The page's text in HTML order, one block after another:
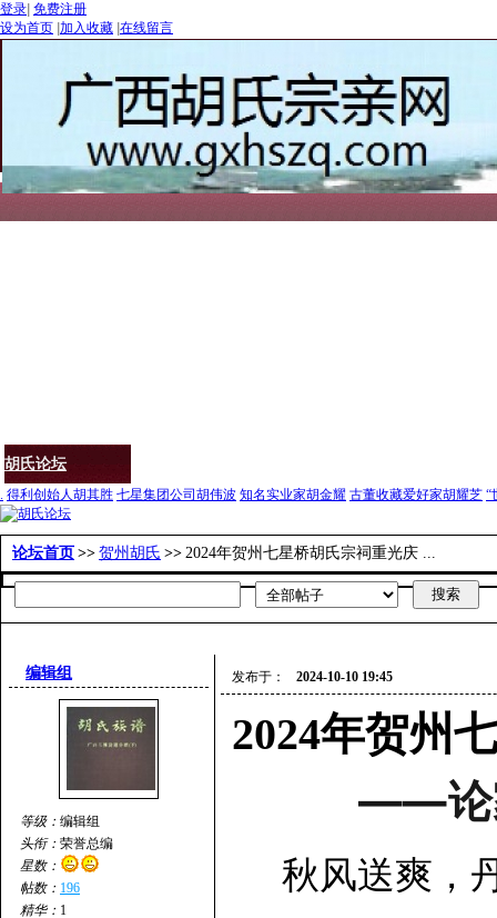
登录 免费注册
设为首页 加入收藏 在线留言
胡氏论坛
. 得利创始人胡其胜 七星集团公司胡伟波 知名实业家胡金耀 古董收藏爱好家胡耀芝 “
论坛首页 >> 贺州胡氏 >> 2024年贺州七星桥胡氏宗祠重光庆 ...
编辑组
等级： 编辑组
头衔： 荣誉总编
星数：
帖数： 196
精华： 1
发布于： 2024-10-10 19:45
2024年贺州
——论
秋风送爽，